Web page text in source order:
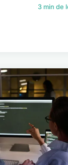
3 min de